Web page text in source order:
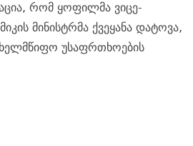
რომ ყოფილმა ვიცე-
მინისტრმა ქვეყანა დატოვა,
უსაფრთხოების